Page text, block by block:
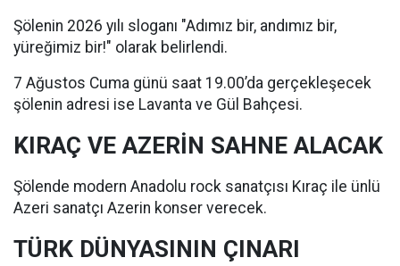
Şölenin 2026 yılı sloganı "Adımız bir, andımız bir,
yüreğimiz bir!" olarak belirlendi.
7 Ağustos Cuma günü saat 19.00’da gerçekleşecek
şölenin adresi ise Lavanta ve Gül Bahçesi.
KIRAÇ VE AZERİN SAHNE ALACAK
Şölende modern Anadolu rock sanatçısı Kıraç ile ünlü
Azeri sanatçı Azerin konser verecek.
TÜRK DÜNYASININ ÇINARI